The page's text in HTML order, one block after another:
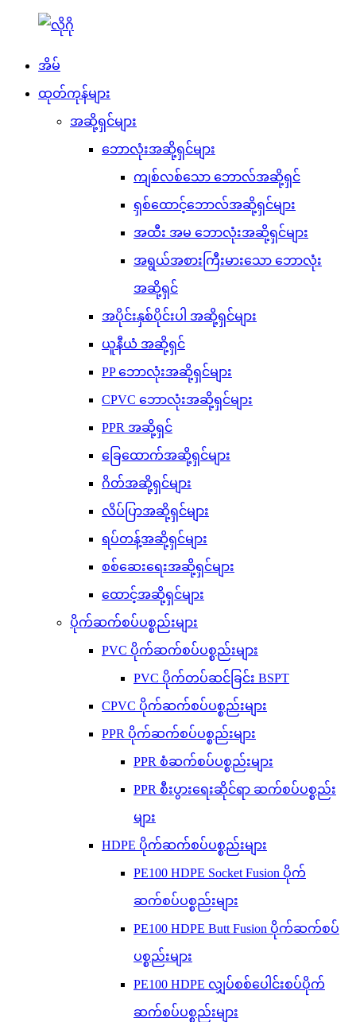
အိမ်
ထုတ်ကုန်များ
အဆို့ရှင်များ
ဘောလုံးအဆို့ရှင်များ
ကျစ်လစ်သော ဘောလ်အဆို့ရှင်
ရှစ်ထောင့်ဘောလ်အဆို့ရှင်များ
အထီး အမ ဘောလုံးအဆို့ရှင်များ
အရွယ်အစားကြီးမားသော ဘောလုံး
အဆို့ရှင်
အပိုင်းနှစ်ပိုင်းပါ အဆို့ရှင်များ
ယူနီယံ အဆို့ရှင်
PP ဘောလုံးအဆို့ရှင်များ
CPVC ဘောလုံးအဆို့ရှင်များ
PPR အဆို့ရှင်
ခြေထောက်အဆို့ရှင်များ
ဂိတ်အဆို့ရှင်များ
လိပ်ပြာအဆို့ရှင်များ
ရပ်တန့်အဆို့ရှင်များ
စစ်ဆေးရေးအဆို့ရှင်များ
ထောင့်အဆို့ရှင်များ
ပိုက်ဆက်စပ်ပစ္စည်းများ
PVC ပိုက်ဆက်စပ်ပစ္စည်းများ
PVC ပိုက်တပ်ဆင်ခြင်း BSPT
CPVC ပိုက်ဆက်စပ်ပစ္စည်းများ
PPR ပိုက်ဆက်စပ်ပစ္စည်းများ
PPR စံဆက်စပ်ပစ္စည်းများ
PPR စီးပွားရေးဆိုင်ရာ ဆက်စပ်ပစ္စည်း
များ
HDPE ပိုက်ဆက်စပ်ပစ္စည်းများ
PE100 HDPE Socket Fusion ပိုက်
ဆက်စပ်ပစ္စည်းများ
PE100 HDPE Butt Fusion ပိုက်ဆက်စပ်
ပစ္စည်းများ
PE100 HDPE လျှပ်စစ်ပေါင်းစပ်ပိုက်
ဆက်စပ်ပစ္စည်းများ